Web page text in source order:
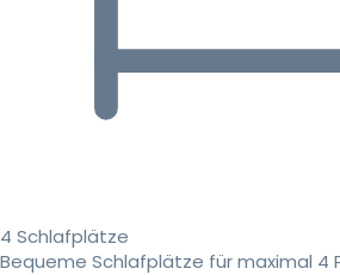
4 Schlafplätze
Bequeme Schlafplätze für maximal 4